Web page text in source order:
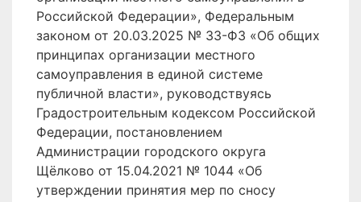
Российской Федерации», Федеральным
законом от 20.03.2025 № 33-ФЗ «Об общих
принципах организации местного
самоуправления в единой системе
публичной власти», руководствуясь
Градостроительным кодексом Российской
Федерации, постановлением
Администрации городского округа
Щёлково от 15.04.2021 № 1044 «Об
утверждении принятия мер по сносу